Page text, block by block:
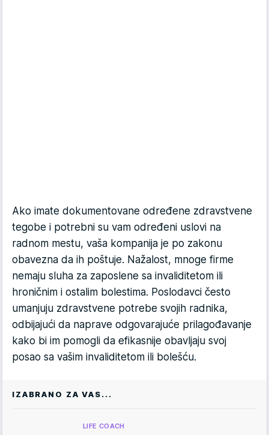
Ako imate dokumentovane određene zdravstvene
tegobe i potrebni su vam određeni uslovi na
radnom mestu, vaša kompanija je po zakonu
obavezna da ih poštuje. Nažalost, mnoge firme
nemaju sluha za zaposlene sa invaliditetom ili
hroničnim i ostalim bolestima. Poslodavci često
umanjuju zdravstvene potrebe svojih radnika,
odbijajući da naprave odgovarajuće prilagođavanje
kako bi im pomogli da efikasnije obavljaju svoj
posao sa vašim invaliditetom ili bolešću.
IZABRANO ZA VAS...
LIFE COACH